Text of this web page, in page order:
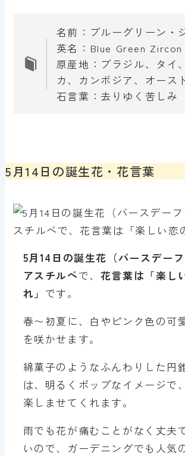
名前：ブルーグリーン・
英名：Blue Green Zircon
原産地：ブラジル、タイ
カ、カンボジア、オース
石言葉：去りゆく苦しみ
5月14日の誕生花・花言葉
5月 14 日の誕生花（バースデー
アスチルベで、 花言葉は「楽し
れ 」 です。
春〜初夏に、白やピンク色の可
を咲かせます。
綿菓子のようなふんわりした円
は、明るくポップなイメージで
楽しませてくれます。
雨でも花が痛むことがなく丈夫
いので、ガーデニングでも人気